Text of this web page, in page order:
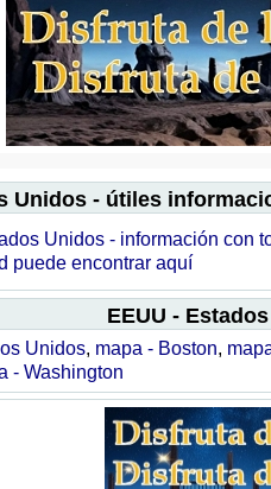
Unidos - útiles
Unidos - información con
puede encontrar aquí
EEUU -
Unidos, mapa - Boston,
- Washington